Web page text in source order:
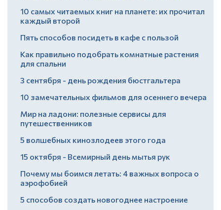
10 самых читаемых книг на планете: их прочитал
каждый второй
Пять способов посидеть в кафе с пользой
Как правильно подобрать комнатные растения
для спальни
3 сентября - день рождения бюстгальтера
10 замечательных фильмов для осеннего вечера
Мир на ладони: полезные сервисы для
путешественников
5 волшебных кинозлодеев этого года
15 октября - Всемирный день мытья рук
Почему мы боимся летать: 4 важных вопроса о
аэрофобией
5 способов создать новогоднее настроение